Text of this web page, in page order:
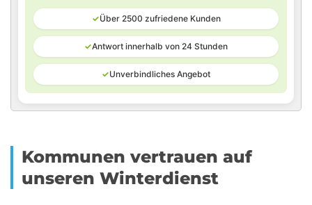
✓Über 2500 zufriedene Kunden
✓Antwort innerhalb von 24 Stunden
✓Unverbindliches Angebot
Kommunen vertrauen auf
unseren Winterdienst